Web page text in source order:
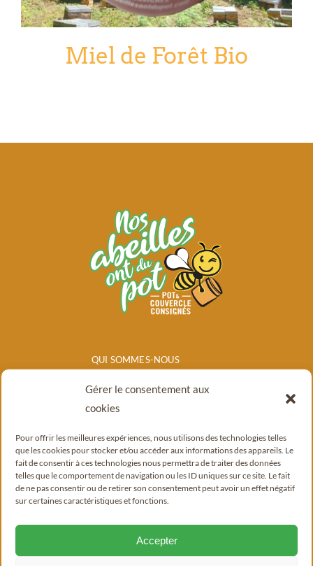
Gérer le consentement aux
cookies
Pour offrir les meilleures expériences, nous utilisons des technologies telles
que les cookies pour stocker et/ou accéder aux informations des appareils. Le
fait de consentir à ces technologies nous permettra de traiter des données
telles que le comportement de navigation ou les ID uniques sur ce site. Le fait
de ne pas consentir ou de retirer son consentement peut avoir un effet négatif
sur certaines caractéristiques et fonctions.
Accepter
Miel de Forêt Bio
QUI SOMMES-NOUS
NOS PRODUITS
POINTS DE
BLOG
CONTACT
© Copyright 2022 - 2026 |Mentions légales|Politique de confidentialité|